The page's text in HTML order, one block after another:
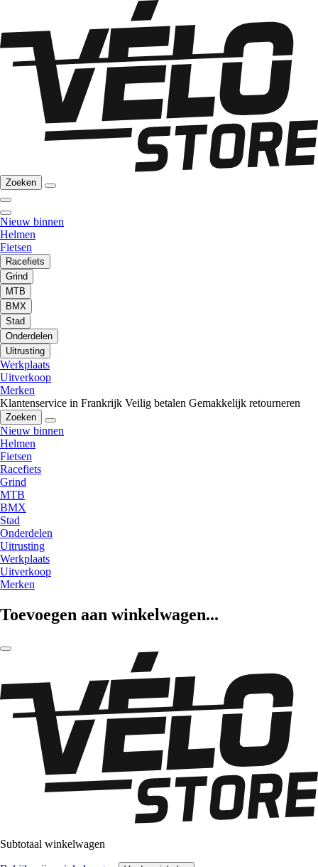
Zoeken
Nieuw binnen
Helmen
Fietsen
Racefiets
Grind
MTB
BMX
Stad
Onderdelen
Uitrusting
Werkplaats
Uitverkoop
Merken
Klantenservice in Frankrijk Veilig betalen Gemakkelijk retourneren
Zoeken
Nieuw binnen
Helmen
Fietsen
Racefiets
Grind
MTB
BMX
Stad
Onderdelen
Uitrusting
Werkplaats
Uitverkoop
Merken
Toevoegen aan winkelwagen...
Subtotaal winkelwagen